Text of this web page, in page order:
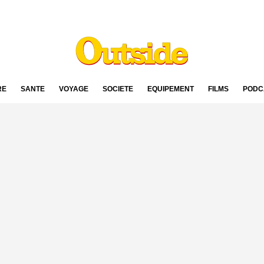
SANTÉ VOYAGE SOCIÉTÉ ÉQUIPEMENT FILMS